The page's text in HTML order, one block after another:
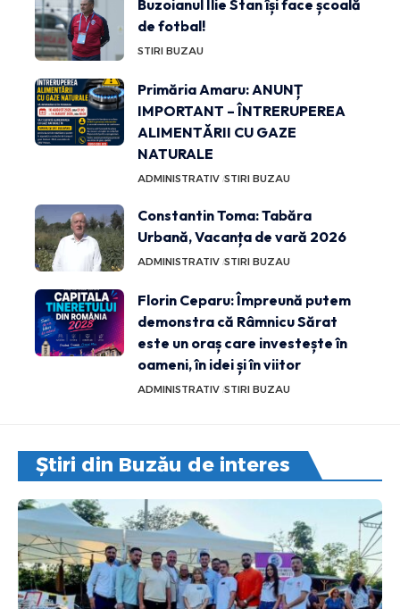
Buzoianul Ilie Stan își face școală
de fotbal!
STIRI BUZAU
Primăria Amaru: ANUNȚ
IMPORTANT – ÎNTRERUPEREA
ALIMENTĂRII CU GAZE
NATURALE
ADMINISTRATIV STIRI BUZAU
Constantin Toma: Tabăra
Urbană, Vacanța de vară 2026
ADMINISTRATIV STIRI BUZAU
Florin Ceparu: Împreună putem
demonstra că Râmnicu Sărat
este un oraș care investește în
oameni, în idei și în viitor
ADMINISTRATIV STIRI BUZAU
Știri din Buzău de interes